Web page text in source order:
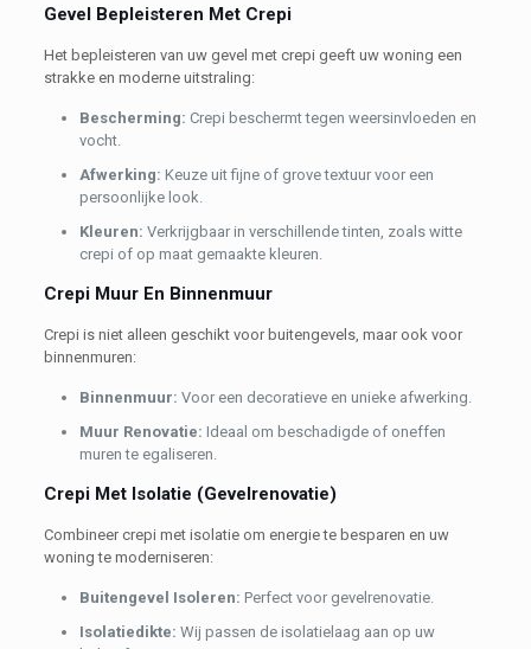
Gevel Bepleisteren Met Crepi
Het bepleisteren van uw gevel met crepi geeft uw woning een
strakke en moderne uitstraling:
Bescherming: Crepi beschermt tegen weersinvloeden en
vocht.
Afwerking: Keuze uit fijne of grove textuur voor een
persoonlijke look.
Kleuren: Verkrijgbaar in verschillende tinten, zoals witte
crepi of op maat gemaakte kleuren.
Crepi Muur En Binnenmuur
Crepi is niet alleen geschikt voor buitengevels, maar ook voor
binnenmuren:
Binnenmuur: Voor een decoratieve en unieke afwerking.
Muur Renovatie: Ideaal om beschadigde of oneffen
muren te egaliseren.
Crepi Met Isolatie (Gevelrenovatie)
Combineer crepi met isolatie om energie te besparen en uw
woning te moderniseren:
Buitengevel Isoleren: Perfect voor gevelrenovatie.
Isolatiedikte: Wij passen de isolatielaag aan op uw